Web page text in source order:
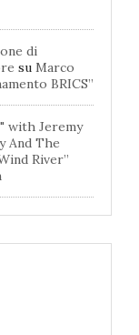
di
su Marco
BRICS”
with Jeremy
And The
River”